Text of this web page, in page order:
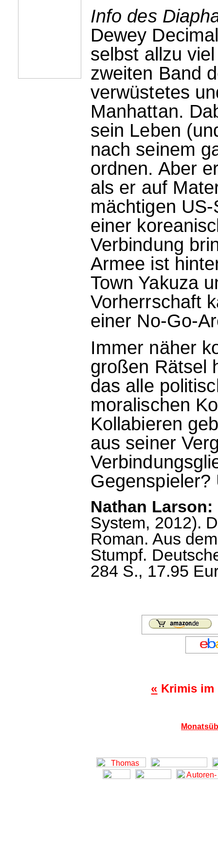
Info des
Dewey
selbst allzu
zweiten Band
verwüstetes
Manhattan.
sein Leben
nach seinem
ordnen. Aber
als er auf
mächtigen
einer
Verbindung
Armee ist
Town Yakuza
Vorherrschaft
einer No-Go-
Immer näher
großen Rätsel
das alle
moralischen
Kollabieren
aus seiner
Nathan Larson:
System, 2012).
Roman. Aus
Stumpf.
284 S., 17.95
« Krimis im